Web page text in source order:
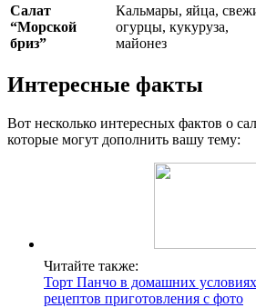
Салат
“Морской
бриз”
Кальмары, яйца,
огурцы, кукуруза,
майонез
Интересные факты
Вот несколько интересных фактов о
которые могут дополнить вашу тему:
Читайте также:
Торт Панчо в домашних
рецептов приготовления с фото